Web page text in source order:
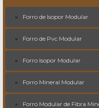
Forro de Isopor Modular
Forro de Pvc Modular
Forro Isopor Modular
Forro Mineral Modular
Forro Modular de Fibra